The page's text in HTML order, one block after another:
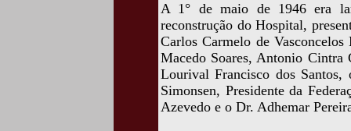
A 1° de maio de 1946 era
reconstrução do Hospital,
Carlos Carmelo de
Macedo Soares, Antonio Cintra
Lourival Francisco dos
Simonsen, Presidente da
Azevedo e o Dr. Adhemar